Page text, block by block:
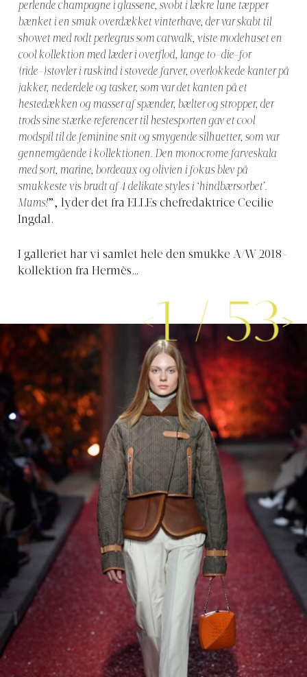
perlende champagne i glassene, svøbt i lækre lune tæpper
bænket i en smuk overdækket vinterhave, der var skabt til
showet med rødt perlegrus som catwalk, viste modehuset en
cool kollektion med læder i overflod, lange to-die-for
(ride-)støvler i ruskind i støvede farver, overlokkede kanter på
jakker, nederdele og tasker, som var det kanten på et
hestedækken og masser af spænder, bælter og stropper, der
trods sine stærke referencer til hestesporten gav et cool
modspil til de feminine snit og smygende silhuetter, som var
gennemgående i kollektionen. Den monocrome farveskala
med sort, marine, bordeaux og olivien i fokus blev på
smukkeste vis brudt af 4 delikate styles i ‘hindbærsorbet’.
Mums!”, lyder det fra ELLEs chefredaktrice Cecilie
Ingdal.
I galleriet har vi samlet hele den smukke A/W 2018-
kollektion fra Hermès…
1/53